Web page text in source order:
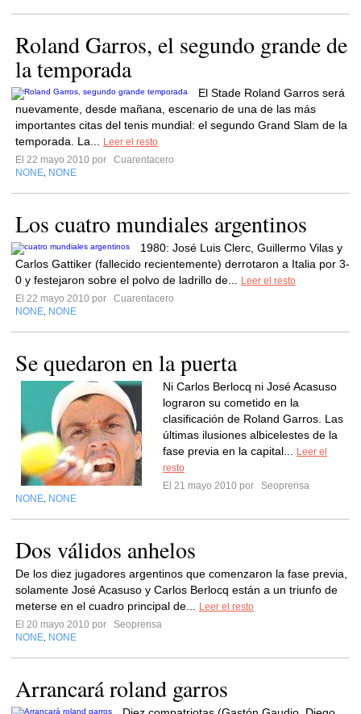
Roland Garros, el segundo grande de
la temporada
El Stade Roland Garros será
nuevamente, desde mañana, escenario de una de las más
importantes citas del tenis mundial: el segundo Grand Slam de la
temporada. La...
Leer el resto
El 22 mayo 2010 por
Cuarentacero
NONE NONE
Los cuatro mundiales argentinos
1980: José Luis Clerc, Guillermo Vilas y
Carlos Gattiker (fallecido recientemente) derrotaron a Italia por 3-
0 y festejaron sobre el polvo de ladrillo de...
Leer el resto
El 22 mayo 2010 por
Cuarentacero
NONE NONE
Se quedaron en la puerta
Ni Carlos Berlocq ni José Acasuso
lograron su cometido en la
clasificación de Roland Garros. Las
últimas ilusiones albicelestes de la
fase previa en la capital...
Leer el
resto
El 21 mayo 2010 por
Seoprensa
NONE NONE
Dos válidos anhelos
De los diez jugadores argentinos que comenzaron la fase previa,
solamente José Acasuso y Carlos Berlocq están a un triunfo de
meterse en el cuadro principal de...
Leer el resto
El 20 mayo 2010 por
Seoprensa
NONE NONE
Arrancará roland garros